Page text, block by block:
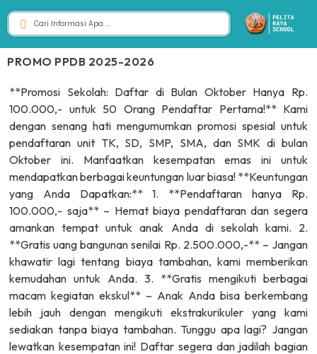
PROMO PPDB 2025-2026
**Promosi Sekolah: Daftar di Bulan Oktober Hanya Rp.
100.000,- untuk 50 Orang Pendaftar Pertama!** Kami
dengan senang hati mengumumkan promosi spesial untuk
pendaftaran unit TK, SD, SMP, SMA, dan SMK di bulan
Oktober ini. Manfaatkan kesempatan emas ini untuk
mendapatkan berbagai keuntungan luar biasa! **Keuntungan
yang Anda Dapatkan:** 1. **Pendaftaran hanya Rp.
100.000,- saja** – Hemat biaya pendaftaran dan segera
amankan tempat untuk anak Anda di sekolah kami. 2.
**Gratis uang bangunan senilai Rp. 2.500.000,-** – Jangan
khawatir lagi tentang biaya tambahan, kami memberikan
kemudahan untuk Anda. 3. **Gratis mengikuti berbagai
macam kegiatan ekskul** – Anak Anda bisa berkembang
lebih jauh dengan mengikuti ekstrakurikuler yang kami
sediakan tanpa biaya tambahan. Tunggu apa lagi? Jangan
lewatkan kesempatan ini! Daftar segera dan jadilah bagian